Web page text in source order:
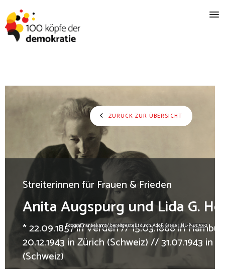
ZURÜCK ZUR ÜBERSICHT
Fotograf*in unbekannt / bereitgestellt durch: AddF Kassel, NL-P-43; 53-2
Streiterinnen für Frauen & Frieden
Anita Augspurg und Lida G.
* 22.09.1857 in Verden // 15.03.1868 in
20.12.1943 in Zürich (Schweiz) // 31.07.1943 in
(Schweiz)